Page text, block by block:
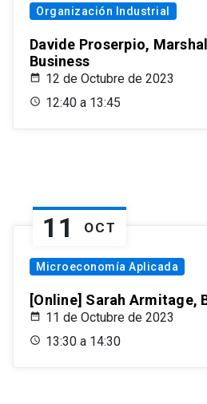
Organización Industrial
Davide Proserpio,
Business
12 de Octubre de 2023
12:40 a 13:45
11 OCT
Microeconomía Aplicada
[Online] Sarah Armitage,
11 de Octubre de 2023
13:30 a 14:30